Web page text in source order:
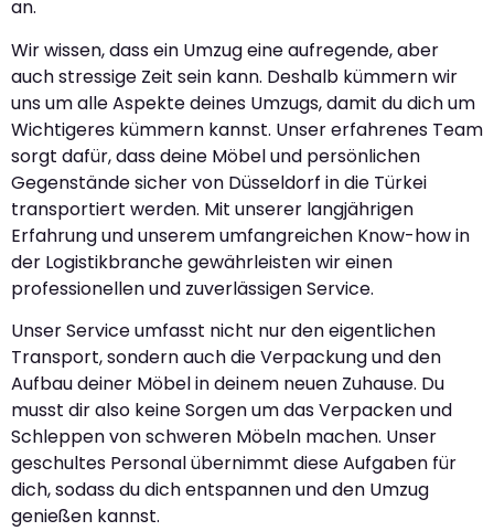
an.
Wir wissen, dass ein Umzug eine aufregende, aber
auch stressige Zeit sein kann. Deshalb kümmern wir
uns um alle Aspekte deines Umzugs, damit du dich um
Wichtigeres kümmern kannst. Unser erfahrenes Team
sorgt dafür, dass deine Möbel und persönlichen
Gegenstände sicher von Düsseldorf in die Türkei
transportiert werden. Mit unserer langjährigen
Erfahrung und unserem umfangreichen Know-how in
der Logistikbranche gewährleisten wir einen
professionellen und zuverlässigen Service.
Unser Service umfasst nicht nur den eigentlichen
Transport, sondern auch die Verpackung und den
Aufbau deiner Möbel in deinem neuen Zuhause. Du
musst dir also keine Sorgen um das Verpacken und
Schleppen von schweren Möbeln machen. Unser
geschultes Personal übernimmt diese Aufgaben für
dich, sodass du dich entspannen und den Umzug
genießen kannst.